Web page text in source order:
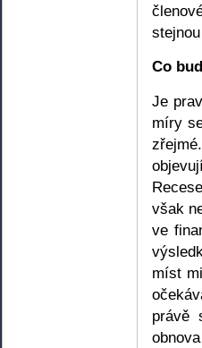
Co
Je
míry
však
ve
míst
právě